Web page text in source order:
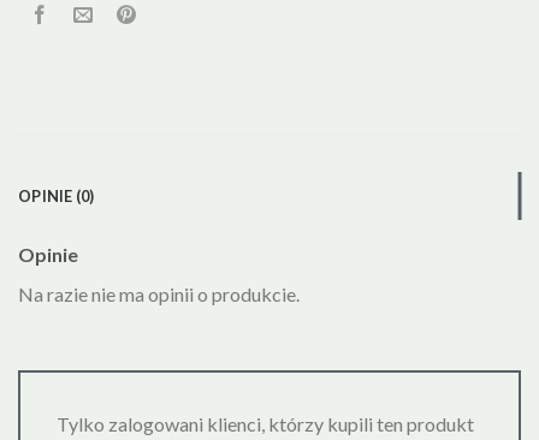
OPINIE (0)
Opinie
Na razie nie ma opinii o produkcie.
Tylko zalogowani klienci, którzy kupili ten produkt